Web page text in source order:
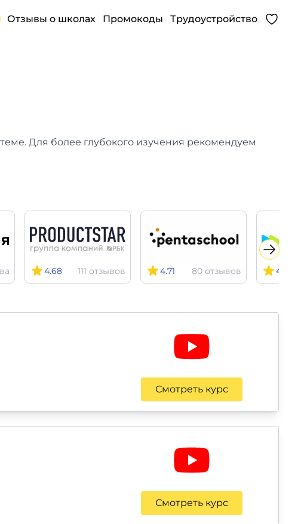
Отзывы о школах Промокоды Трудоустройство
Для более глубокого изучения рекомендуем
4.68 111 отзывов 4.71 80 отзывов 4.77
Смотреть курс
Смотреть курс